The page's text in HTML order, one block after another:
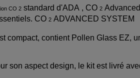
CO 2 standard d'ADA , CO 2
CO 2 ADVANCED SYSTEM
compact, contient Pollen Glass EZ,
son aspect design, le kit est livré